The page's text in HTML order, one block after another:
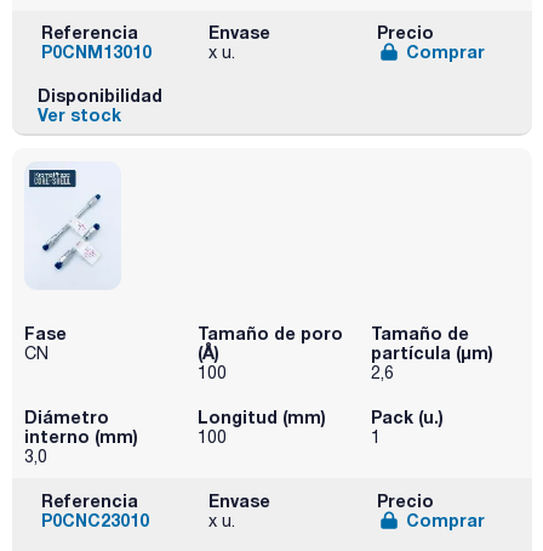
Referencia
P0CNM13010
Envase
x u.
Precio
Comprar
Disponibilidad
Ver stock
Fase
CN
Tamaño de poro
(Å)
100
Tamaño de
partícula (μm)
2,6
Diámetro
interno (mm)
3,0
Longitud (mm)
100
Pack (u.)
1
Referencia
P0CNC23010
Envase
x u.
Precio
Comprar